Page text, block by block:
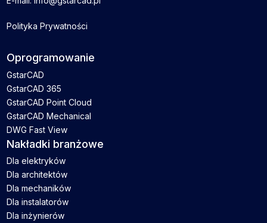
Polityka Prywatności
Oprogramowanie
GstarCAD
GstarCAD 365
GstarCAD Point Cloud
GstarCAD Mechanical
DWG Fast View
Nakładki branżowe
Dla elektryków
Dla architektów
Dla mechaników
Dla instalatorów
Dla inżynierów